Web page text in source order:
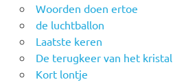
Woorden doen ertoe
de luchtballon
Laatste keren
De terugkeer van het kristal
Kort lontje